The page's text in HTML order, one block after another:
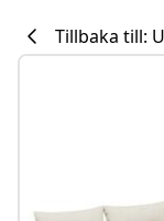
Tillbaka till: